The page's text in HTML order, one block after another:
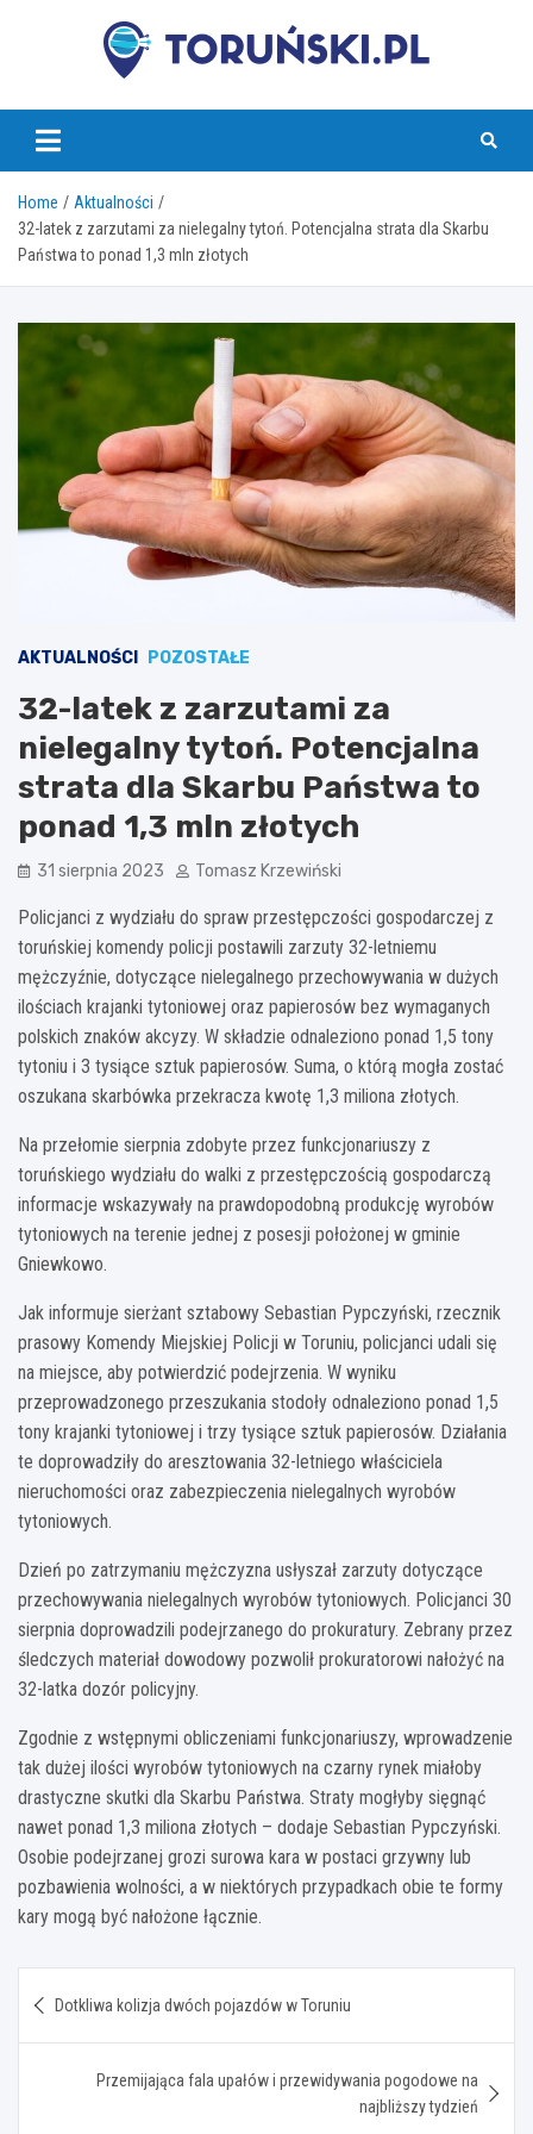
torunski.pl
Home
Aktualności
32-latek z zarzutami za nielegalny tytoń. Potencjalna strata dla Skarbu
Państwa to ponad 1,3 mln złotych
AKTUALNOŚCI POZOSTAŁE
32-latek z zarzutami za
nielegalny tytoń. Potencjalna
strata dla Skarbu Państwa to
ponad 1,3 mln złotych
31 sierpnia 2023 Tomasz Krzewiński
Policjanci z wydziału do spraw przestępczości gospodarczej z
toruńskiej komendy policji postawili zarzuty 32-letniemu
mężczyźnie, dotyczące nielegalnego przechowywania w dużych
ilościach krajanki tytoniowej oraz papierosów bez wymaganych
polskich znaków akcyzy. W składzie odnaleziono ponad 1,5 tony
tytoniu i 3 tysiące sztuk papierosów. Suma, o którą mogła zostać
oszukana skarbówka przekracza kwotę 1,3 miliona złotych.
Na przełomie sierpnia zdobyte przez funkcjonariuszy z
toruńskiego wydziału do walki z przestępczością gospodarczą
informacje wskazywały na prawdopodobną produkcję wyrobów
tytoniowych na terenie jednej z posesji położonej w gminie
Gniewkowo.
Jak informuje sierżant sztabowy Sebastian Pypczyński, rzecznik
prasowy Komendy Miejskiej Policji w Toruniu, policjanci udali się
na miejsce, aby potwierdzić podejrzenia. W wyniku
przeprowadzonego przeszukania stodoły odnaleziono ponad 1,5
tony krajanki tytoniowej i trzy tysiące sztuk papierosów. Działania
te doprowadziły do aresztowania 32-letniego właściciela
nieruchomości oraz zabezpieczenia nielegalnych wyrobów
tytoniowych.
Dzień po zatrzymaniu mężczyzna usłyszał zarzuty dotyczące
przechowywania nielegalnych wyrobów tytoniowych. Policjanci 30
sierpnia doprowadzili podejrzanego do prokuratury. Zebrany przez
śledczych materiał dowodowy pozwolił prokuratorowi nałożyć na
32-latka dozór policyjny.
Zgodnie z wstępnymi obliczeniami funkcjonariuszy, wprowadzenie
tak dużej ilości wyrobów tytoniowych na czarny rynek miałoby
drastyczne skutki dla Skarbu Państwa. Straty mogłyby sięgnąć
nawet ponad 1,3 miliona złotych – dodaje Sebastian Pypczyński.
Osobie podejrzanej grozi surowa kara w postaci grzywny lub
pozbawienia wolności, a w niektórych przypadkach obie te formy
kary mogą być nałożone łącznie.
wpisu
Dotkliwa kolizja dwóch pojazdów w Toruniu
Przemijająca fala upałów i przewidywania pogodowe na
najbliższy tydzień